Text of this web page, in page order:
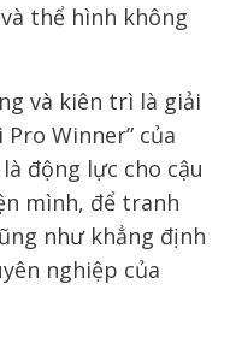
thể hình không
và kiên trì là giải
Winner” của
động lực cho cậu
mình, để tranh
như khẳng định
nghiệp của